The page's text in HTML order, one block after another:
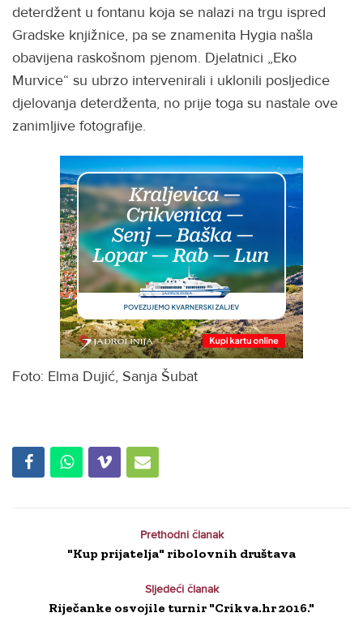
deterdžent u fontanu koja se nalazi na trgu ispred
Gradske knjižnice, pa se znamenita Hygia našla
obavijena raskošnom pjenom. Djelatnici „Eko
Murvice“ su ubrzo intervenirali i uklonili posljedice
djelovanja deterdženta, no prije toga su nastale ove
zanimljive fotografije.
Foto: Elma Dujić, Sanja Šubat
Prethodni članak
"Kup prijatelja" ribolovnih društava
Sljedeći članak
Riječanke osvojile turnir "Crikva.hr 2016."